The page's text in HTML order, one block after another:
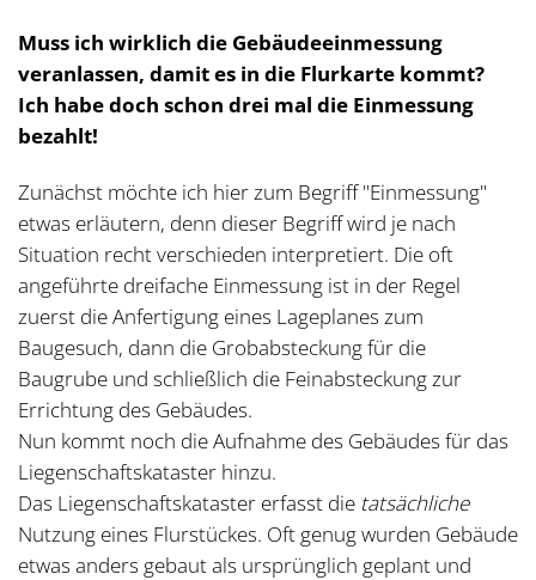
Muss ich wirklich die Gebäudeeinmessung
veranlassen, damit es in die Flurkarte kommt?
Ich habe doch schon drei mal die Einmessung
bezahlt!
Zunächst möchte ich hier zum Begriff "Einmessung"
etwas erläutern, denn dieser Begriff wird je nach
Situation recht verschieden interpretiert. Die oft
angeführte dreifache Einmessung ist in der Regel
zuerst die Anfertigung eines Lageplanes zum
Baugesuch, dann die Grobabsteckung für die
Baugrube und schließlich die Feinabsteckung zur
Errichtung des Gebäudes.
Nun kommt noch die Aufnahme des Gebäudes für das
Liegenschaftskataster hinzu.
Das Liegenschaftskataster erfasst die tatsächliche
Nutzung eines Flurstückes. Oft genug wurden Gebäude
etwas anders gebaut als ursprünglich geplant und